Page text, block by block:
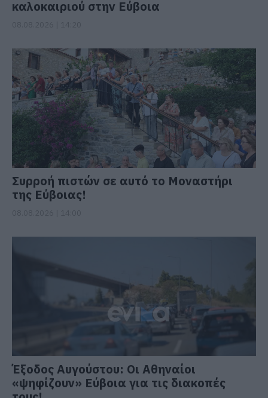
καλοκαιριού στην Εύβοια
Συρροή πιστών σε αυτό το Μοναστήρι
της Εύβοιας!
Έξοδος Αυγούστου: Οι Αθηναίοι
«ψηφίζουν» Εύβοια για τις διακοπές